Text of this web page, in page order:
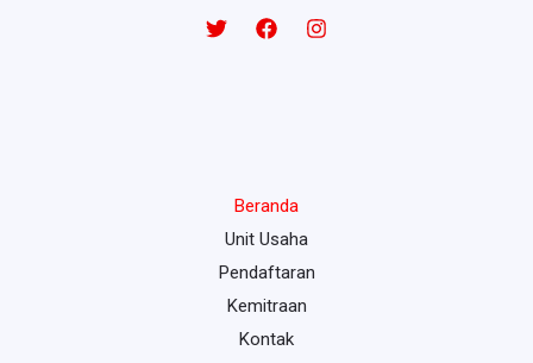
Beranda
Unit Usaha
Pendaftaran
Kemitraan
Kontak